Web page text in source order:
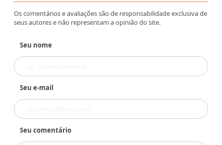
Os comentários e avaliações são de responsabilidade exclusiva de
seus autores e não representam a opinião do site.
Seu nome
Seu e-mail
Seu comentário